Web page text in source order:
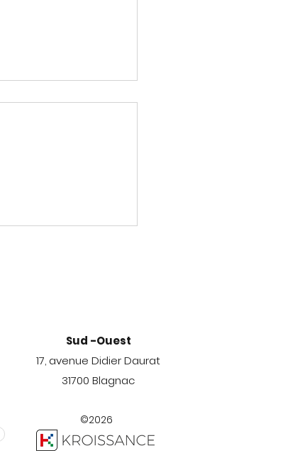
nouvelle
Sud -Ouest
17, avenue Didier Daurat
31700 Blagnac
©2026